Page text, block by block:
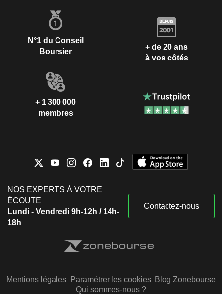
N°1 du Conseil
Boursier
+ de 20 ans
à vos côtés
+ 1 300 000
membres
NOS EXPERTS À VOTRE
ÉCOUTE
Lundi - Vendredi 9h-12h / 14h-
18h
Contactez-nous
Mentions légales Paramétrer les cookies Blog Zonebourse
Qui sommes-nous ?